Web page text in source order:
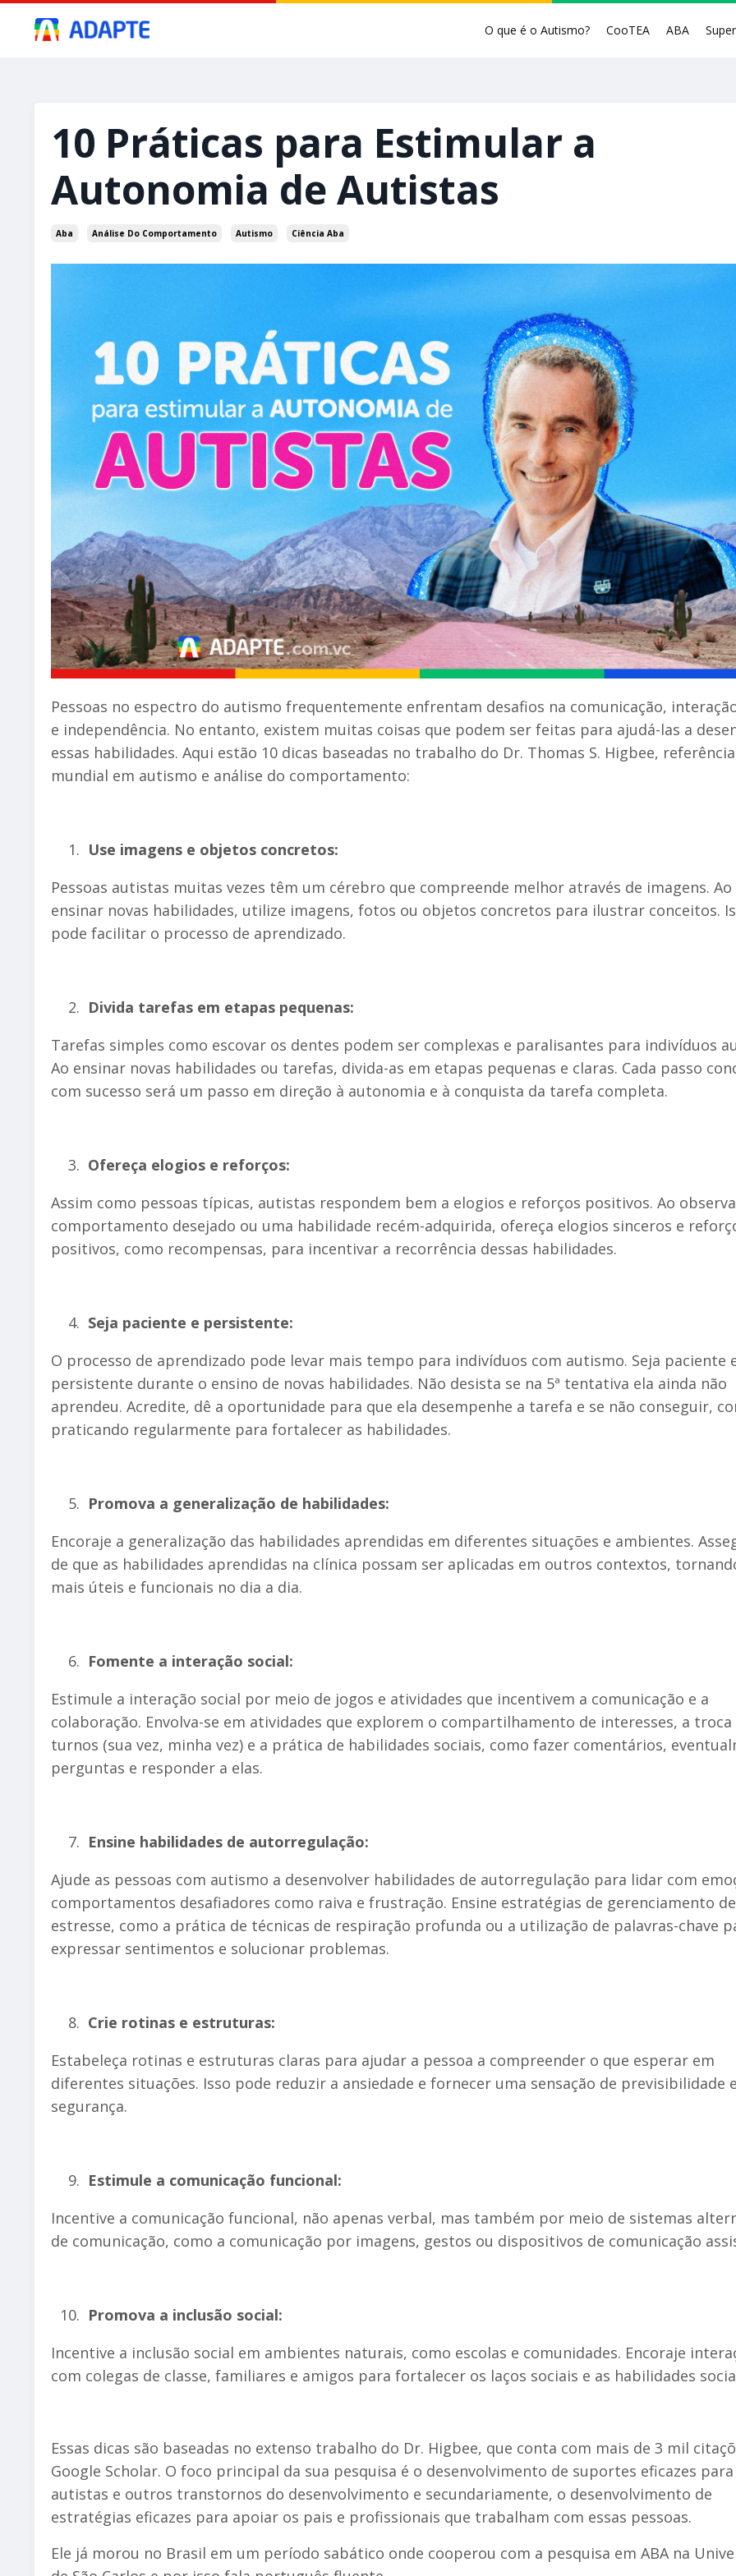
O que é o Autismo? CooTEA ABA
10 Práticas para Estimular a
Autonomia de Autistas
Aba Análise Do Comportamento Autismo Ciência Aba
Pessoas no espectro do autismo frequentemente enfrentam desafios na comunicação,
e independência. No entanto, existem muitas coisas que podem ser feitas para ajudá-las a
essas habilidades. Aqui estão 10 dicas baseadas no trabalho do Dr. Thomas S. Higbee, referência
mundial em autismo e análise do comportamento:
Use imagens e objetos concretos:
Pessoas autistas muitas vezes têm um cérebro que compreende melhor através de imagens. Ao
ensinar novas habilidades, utilize imagens, fotos ou objetos concretos para ilustrar conceitos.
pode facilitar o processo de aprendizado.
Divida tarefas em etapas pequenas:
Tarefas simples como escovar os dentes podem ser complexas e paralisantes para indivíduos
Ao ensinar novas habilidades ou tarefas, divida-as em etapas pequenas e claras. Cada passo
com sucesso será um passo em direção à autonomia e à conquista da tarefa completa.
Ofereça elogios e reforços:
Assim como pessoas típicas, autistas respondem bem a elogios e reforços positivos. Ao
comportamento desejado ou uma habilidade recém-adquirida, ofereça elogios sinceros e
positivos, como recompensas, para incentivar a recorrência dessas habilidades.
Seja paciente e persistente:
O processo de aprendizado pode levar mais tempo para indivíduos com autismo. Seja paciente
persistente durante o ensino de novas habilidades. Não desista se na 5ª tentativa ela ainda não
aprendeu. Acredite, dê a oportunidade para que ela desempenhe a tarefa e se não conseguir,
praticando regularmente para fortalecer as habilidades.
Promova a generalização de habilidades:
Encoraje a generalização das habilidades aprendidas em diferentes situações e ambientes.
de que as habilidades aprendidas na clínica possam ser aplicadas em outros contextos,
mais úteis e funcionais no dia a dia.
Fomente a interação social:
Estimule a interação social por meio de jogos e atividades que incentivem a comunicação e a
colaboração. Envolva-se em atividades que explorem o compartilhamento de interesses, a troca
turnos (sua vez, minha vez) e a prática de habilidades sociais, como fazer comentários,
perguntas e responder a elas.
Ensine habilidades de autorregulação:
Ajude as pessoas com autismo a desenvolver habilidades de autorregulação para lidar com
comportamentos desafiadores como raiva e frustração. Ensine estratégias de gerenciamento de
estresse, como a prática de técnicas de respiração profunda ou a utilização de palavras-chave
expressar sentimentos e solucionar problemas.
Crie rotinas e estruturas:
Estabeleça rotinas e estruturas claras para ajudar a pessoa a compreender o que esperar em
diferentes situações. Isso pode reduzir a ansiedade e fornecer uma sensação de previsibilidade e
segurança.
Estimule a comunicação funcional:
Incentive a comunicação funcional, não apenas verbal, mas também por meio de sistemas
de comunicação, como a comunicação por imagens, gestos ou dispositivos de comunicação
Promova a inclusão social:
Incentive a inclusão social em ambientes naturais, como escolas e comunidades. Encoraje
com colegas de classe, familiares e amigos para fortalecer os laços sociais e as habilidades
Essas dicas são baseadas no extenso trabalho do Dr. Higbee, que conta com mais de 3 mil
Google Scholar. O foco principal da sua pesquisa é o desenvolvimento de suportes eficazes para
autistas e outros transtornos do desenvolvimento e secundariamente, o desenvolvimento de
estratégias eficazes para apoiar os pais e profissionais que trabalham com essas pessoas.
Ele já morou no Brasil em um período sabático onde cooperou com a pesquisa em ABA na